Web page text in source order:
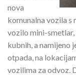
nova
komunalna vozila s
vozilo mini-
kubnih, a namijeno
otpada, na
vozilima za odvoz.